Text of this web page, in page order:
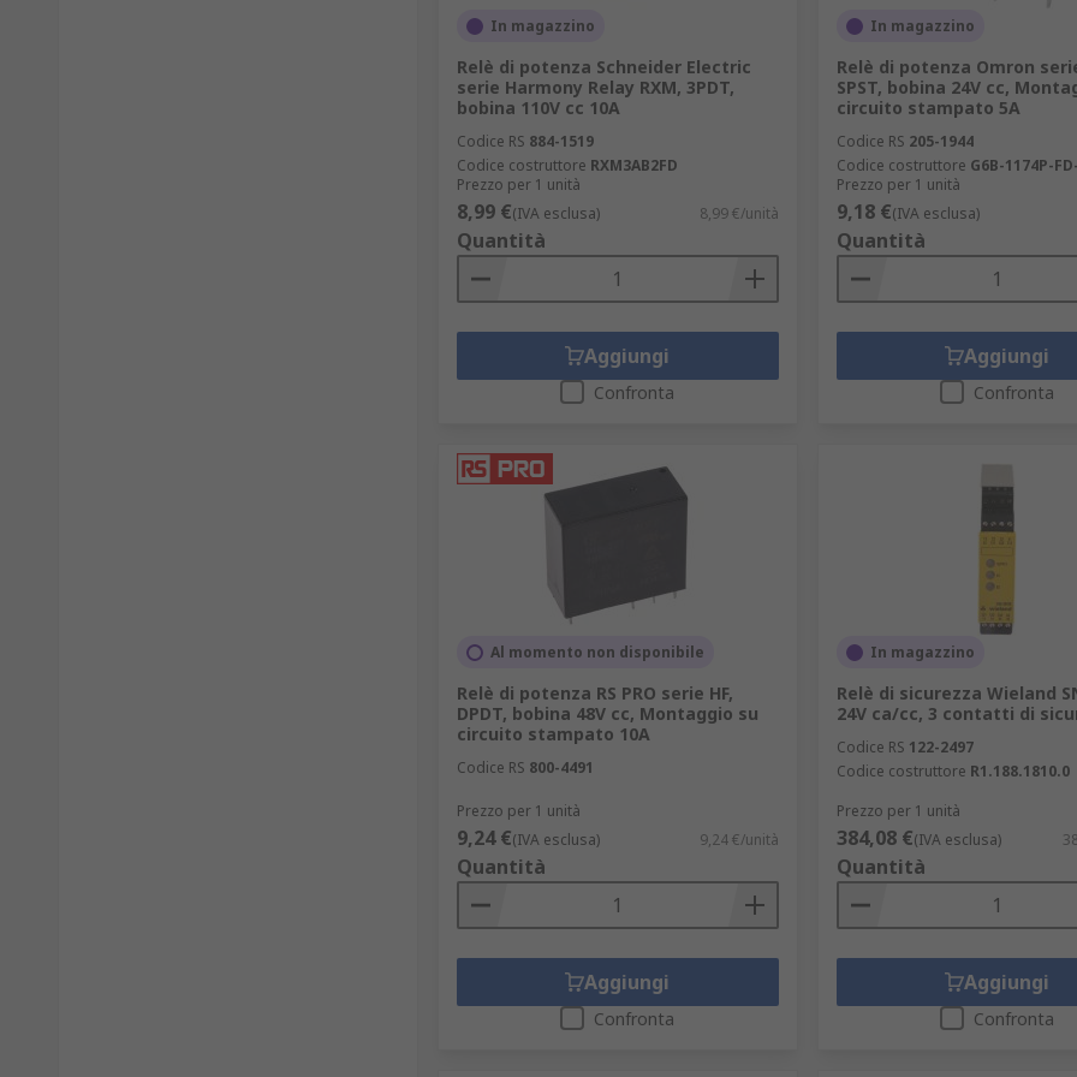
In magazzino
Relè di potenza Schneider Electric
serie Harmony Relay RXM, 3PDT,
bobina 110V cc 10A
Codice RS 884-1519
Codice costruttore RXM3AB2FD
Prezzo per 1 unità
8,99 €(IVA esclusa) 8,99 €/unità
Quantità
Aggiungi
Confronta
In magazzino
Relè di potenza Omron
SPST, bobina 24V cc,
circuito stampato 5A
Codice RS 205-1944
Codice costruttore G6B-1174P-
Prezzo per 1 unità
9,18 €(IVA esclusa)
Quantità
Aggiungi
Confronta
Al momento non disponibile
Relè di potenza RS PRO serie HF,
DPDT, bobina 48V cc, Montaggio su
circuito stampato 10A
Codice RS 800-4491
Prezzo per 1 unità
9,24 €(IVA esclusa) 9,24 €/unità
Quantità
Aggiungi
Confronta
In magazzino
Relè di sicurezza Wieland
24V ca/cc, 3 contatti di
Codice RS 122-2497
Codice costruttore R1.188.1810.0
Prezzo per 1 unità
384,08 €(IVA esclusa)
Quantità
Aggiungi
Confronta